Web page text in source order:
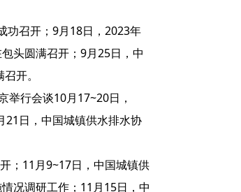
功召开；9月18日，2023年
头圆满召开；9月25日，中
开。
举行会谈10月17~20日，
21日，中国城镇供水排水协
；11月9~17日，中国城镇供
况调研工作；11月15日，中